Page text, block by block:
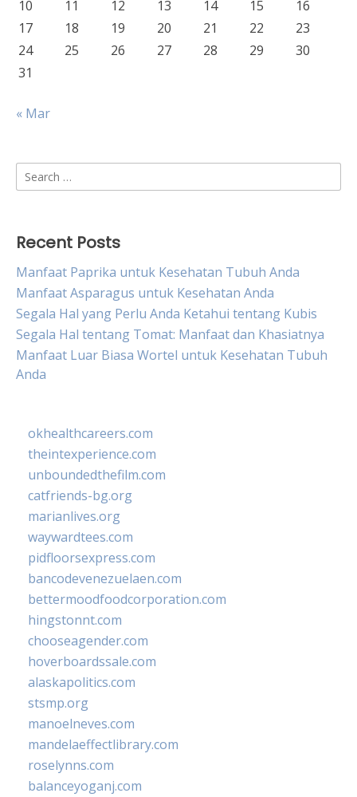
10 11 12 13 14 15
16
17
18 19 20 21 22
23
24
25 26 27 28 29
30
31
« Mar
Search
for:
Recent Posts
Manfaat Paprika untuk Kesehatan Tubuh Anda
Manfaat Asparagus untuk Kesehatan Anda
Segala Hal yang Perlu Anda Ketahui tentang Kubis
Segala Hal tentang Tomat: Manfaat dan Khasiatnya
Manfaat Luar Biasa Wortel untuk Kesehatan Tubuh
Anda
okhealthcareers.com
theintexperience.com
unboundedthefilm.com
catfriends-bg.org
marianlives.org
waywardtees.com
pidfloorsexpress.com
bancodevenezuelaen.com
bettermoodfoodcorporation.com
hingstonnt.com
chooseagender.com
hoverboardssale.com
alaskapolitics.com
stsmp.org
manoelneves.com
mandelaeffectlibrary.com
roselynns.com
balanceyoganj.com